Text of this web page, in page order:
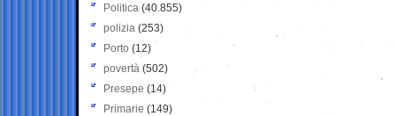
Politica (40.855)
polizia (253)
Porto (12)
povertà (502)
Presepe (14)
Primarie (149)